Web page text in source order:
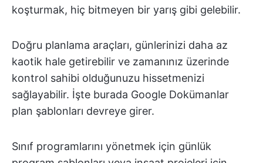
koşturmak, hiç bitmeyen bir yarış gibi gelebilir.
Doğru planlama araçları, günlerinizi daha az
kaotik hale getirebilir ve zamanınız üzerinde
kontrol sahibi olduğunuzu hissetmenizi
sağlayabilir. İşte burada Google Dokümanlar
plan şablonları devreye girer.
Sınıf programlarını yönetmek için günlük